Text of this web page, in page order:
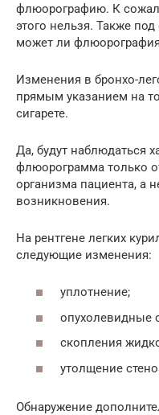
флюорографию. К
этого нельзя. Также
может ли флюорография
Изменения в бронхо-
прямым указанием на
сигарете.
Да, будут наблюдаться
флюорограмма только
организма пациента, а
возникновения.
На рентгене легких
следующие изменения:
уплотнение;
опухолевидные
скопления
утолщение
Обнаружение